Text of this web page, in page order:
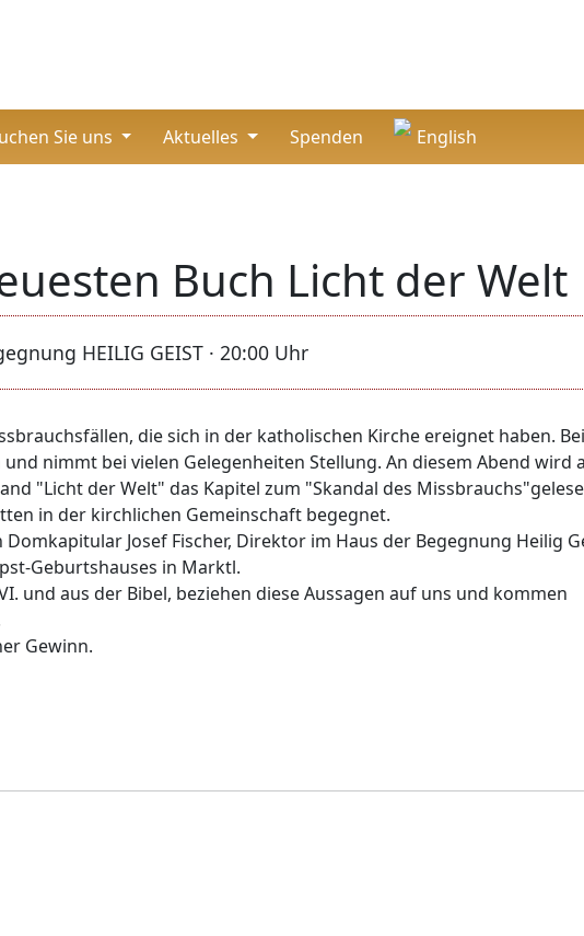
Sie uns Aktuelles Spenden English
Buch Licht der Welt
HEILIG GEIST · 20:00 Uhr
die sich in der katholischen Kirche ereignet haben. Bei
nimmt bei vielen Gelegenheiten Stellung. An diesem Abend wird
"Licht der Welt" das Kapitel zum "Skandal des
in der kirchlichen Gemeinschaft begegnet.
Josef Fischer, Direktor im Haus der Begegnung Heilig
Geburtshauses in Marktl.
und aus der Bibel, beziehen diese Aussagen auf uns und kommen
Gewinn.